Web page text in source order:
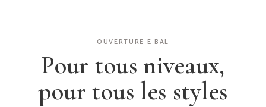
OUVERTURE E BAL
Pour tous niveaux,
pour tous les styles